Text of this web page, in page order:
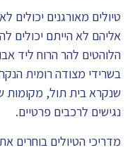
טיולים מאורגנים
אליהם לא הייתם יכולים
הלוהטים להר הרוח ליד
בשרידי מצודה רומית
שנקרא בית תול, מקומות
נגישים לרכבים פרטיים.
מדריכי הטיולים בוחרים